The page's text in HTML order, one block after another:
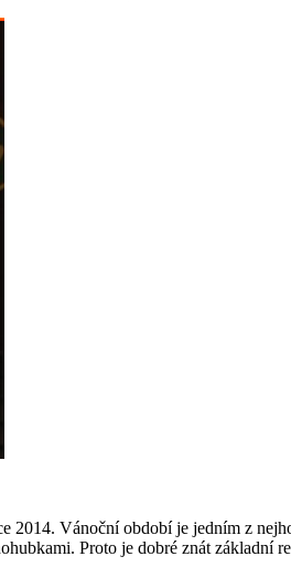
Vánoční období je jedním z
Proto je dobré znát základní